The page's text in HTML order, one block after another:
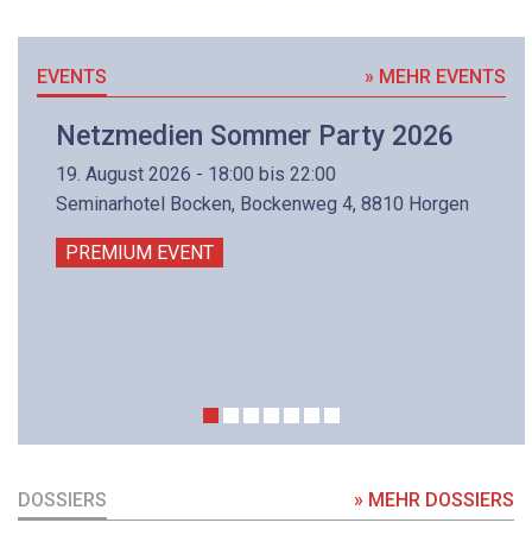
EVENTS » MEHR EVENTS
Netzmedien Sommer Party 2026
19. August 2026 - 18:00 bis 22:00
Seminarhotel Bocken, Bockenweg 4, 8810 Horgen
PREMIUM EVENT
DOSSIERS » MEHR DOSSIERS